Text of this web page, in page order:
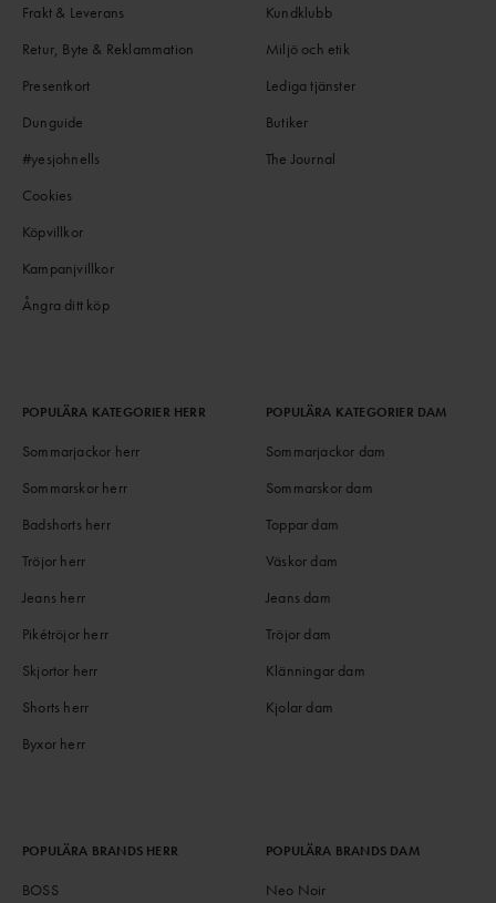
Frakt & Leverans
Retur, Byte & Reklammation
Presentkort
Dunguide
#yesjohnells
Cookies
Köpvillkor
Kampanjvillkor
Ångra ditt köp
Kundklubb
Miljö och etik
Lediga tjänster
Butiker
The Journal
POPULÄRA KATEGORIER HERR
Sommarjackor herr
Sommarskor herr
Badshorts herr
Tröjor herr
Jeans herr
Pikétröjor herr
Skjortor herr
Shorts herr
Byxor herr
POPULÄRA KATEGORIER DAM
Sommarjackor dam
Sommarskor dam
Toppar dam
Väskor dam
Jeans dam
Tröjor dam
Klänningar dam
Kjolar dam
POPULÄRA BRANDS HERR
BOSS
POPULÄRA BRANDS DAM
Neo Noir